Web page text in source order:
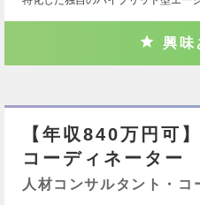
興味
【年収840万円可
コーディネーター
人材コンサルタント・コ